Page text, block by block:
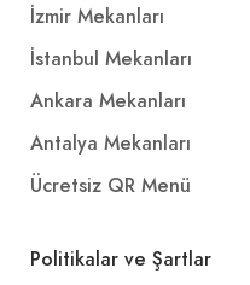
İzmir Mekanları
İstanbul Mekanları
Ankara Mekanları
Antalya Mekanları
Ücretsiz QR Menü
Politikalar ve Şartlar